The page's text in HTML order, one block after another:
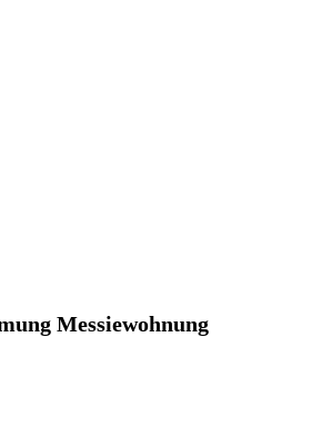
Messiewohnung